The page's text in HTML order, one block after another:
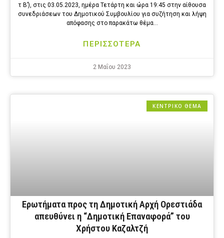
τ Β’), στις 03.05.2023, ημέρα Τετάρτη και ώρα 19:45 στην αίθουσα
συνεδριάσεων του Δημοτικού Συμβουλίου για συζήτηση και λήψη
απόφασης στο παρακάτω θέμα…
ΠΕΡΙΣΣΟΤΕΡΑ
2 Μαΐου 2023
ΚΕΝΤΡΙΚΟ ΘΕΜΑ
Ερωτήματα προς τη Δημοτική Αρχή Ορεστιάδα
απευθύνει η “Δημοτική Επαναφορά” του
Χρήστου Καζαλτζή